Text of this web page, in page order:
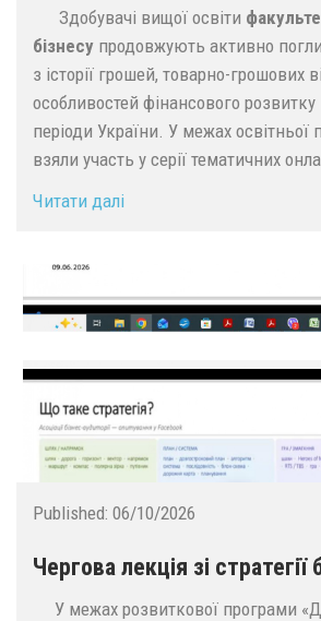
Здобувачі вищої освіти
бізнесу продовжують активно
з історії грошей, товарно-грошових
особливостей фінансового розвитку
періоди України. У межах освітньої
взяли участь у серії тематичних
Читати далі
Published: 06/10/2026
Чергова лекція зі стратегії
У межах розвиткової програми